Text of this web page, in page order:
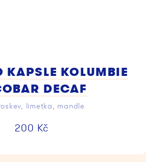
KAPSLE KOLUMBIE
DECAF
limetka, mandle
200 Kč